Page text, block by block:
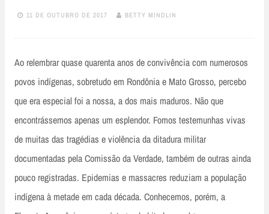
11 DE OUTUBRO DE 2017 BETTY MINDLIN
Ao relembrar quase quarenta anos de convivência com numerosos
povos indígenas, sobretudo em Rondônia e Mato Grosso, percebo
que era especial foi a nossa, a dos mais maduros. Não que
encontrássemos apenas um esplendor. Fomos testemunhas vivas
de muitas das tragédias e violência da ditadura militar
documentadas pela Comissão da Verdade, também de outras ainda
pouco registradas. Epidemias e massacres reduziam a população
indígena à metade em cada década. Conhecemos, porém, a